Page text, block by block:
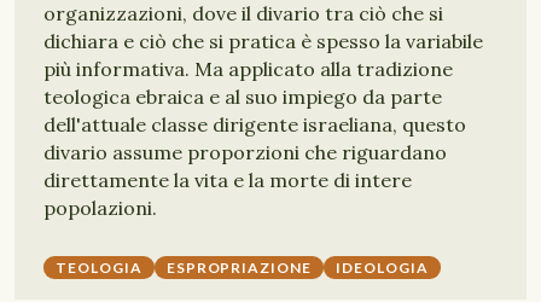
organizzazioni, dove il divario tra ciò che si
dichiara e ciò che si pratica è spesso la variabile
più informativa. Ma applicato alla tradizione
teologica ebraica e al suo impiego da parte
dell'attuale classe dirigente israeliana, questo
divario assume proporzioni che riguardano
direttamente la vita e la morte di intere
popolazioni.
TEOLOGIA ESPROPRIAZIONE IDEOLOGIA